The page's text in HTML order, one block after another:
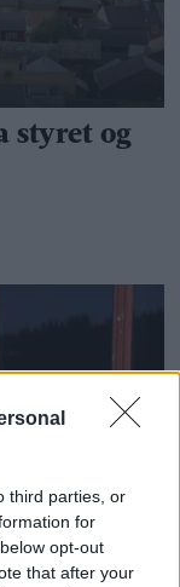
third parties, or
for
opt-out
that after your